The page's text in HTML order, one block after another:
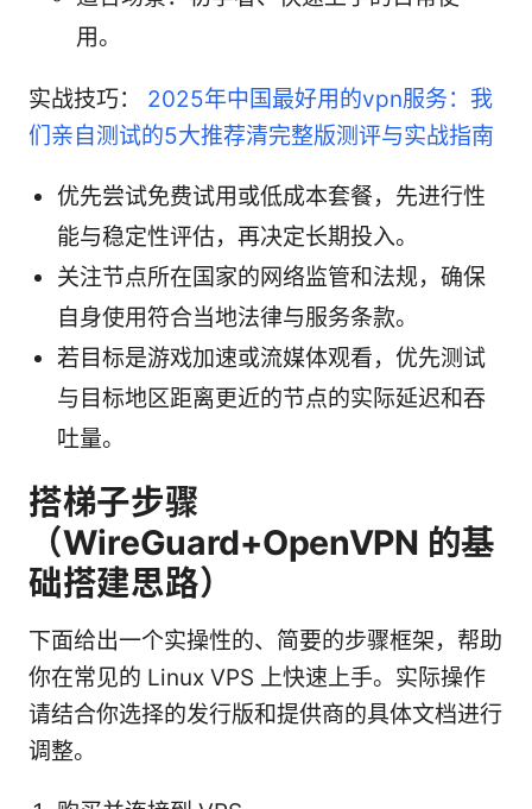
用。
实战技巧： 2025年中国最好用的vpn服务：我
们亲自测试的5大推荐清完整版测评与实战指南
优先尝试免费试用或低成本套餐，先进行性
能与稳定性评估，再决定长期投入。
关注节点所在国家的网络监管和法规，确保
自身使用符合当地法律与服务条款。
若目标是游戏加速或流媒体观看，优先测试
与目标地区距离更近的节点的实际延迟和吞
吐量。
搭梯子步骤
（WireGuard+OpenVPN 的基
础搭建思路）
下面给出一个实操性的、简要的步骤框架，帮助
你在常见的 Linux VPS 上快速上手。实际操作
请结合你选择的发行版和提供商的具体文档进行
调整。